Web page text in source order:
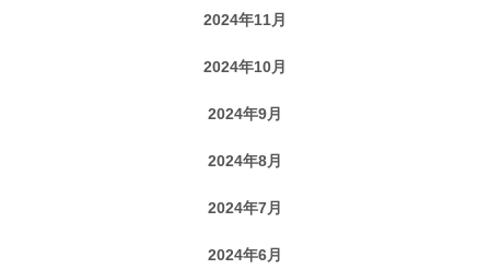
2024年11月
2024年10月
2024年9月
2024年8月
2024年7月
2024年6月